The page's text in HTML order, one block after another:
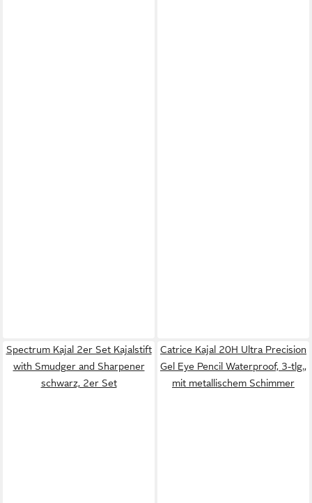
Spectrum Kajal 2er Set Kajalstift
with Smudger and Sharpener
schwarz, 2er Set
Catrice Kajal 20H Ultra Precision
Gel Eye Pencil Waterproof, 3-tlg.,
mit metallischem Schimmer